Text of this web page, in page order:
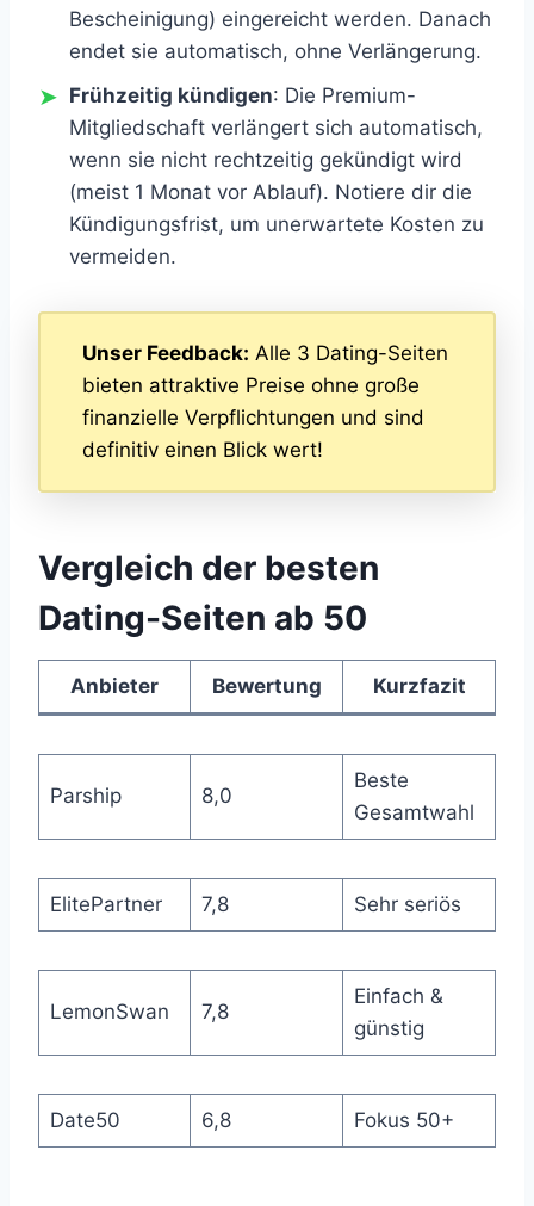
Bescheinigung) eingereicht werden. Danach
endet sie automatisch, ohne Verlängerung.
Frühzeitig kündigen: Die Premium-
Mitgliedschaft verlängert sich automatisch,
wenn sie nicht rechtzeitig gekündigt wird
(meist 1 Monat vor Ablauf). Notiere dir die
Kündigungsfrist, um unerwartete Kosten zu
vermeiden.
Unser Feedback: Alle 3 Dating-Seiten
bieten attraktive Preise ohne große
finanzielle Verpflichtungen und sind
definitiv einen Blick wert!
Vergleich der besten
Dating-Seiten ab 50
Anbieter Bewertung Kurzfazit
Parship 8,0
Beste
Gesamtwahl
ElitePartner 7,8 Sehr seriös
LemonSwan 7,8
Einfach &
günstig
Date50 6,8 Fokus 50+